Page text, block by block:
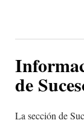
de
La sección de